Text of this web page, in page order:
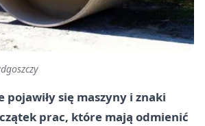
pojawiły się maszyny i znaki
prac, które mają odmienić